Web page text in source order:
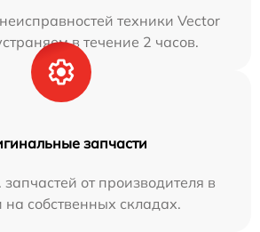
техники Vector
в течение 2 часов.
запчасти
от производителя в
на собственных складах.